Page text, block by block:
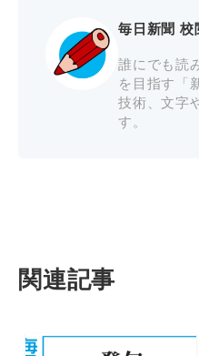
毎日新聞 校
誰にでも読
を目指す「
技術、文字
す。
関連記事